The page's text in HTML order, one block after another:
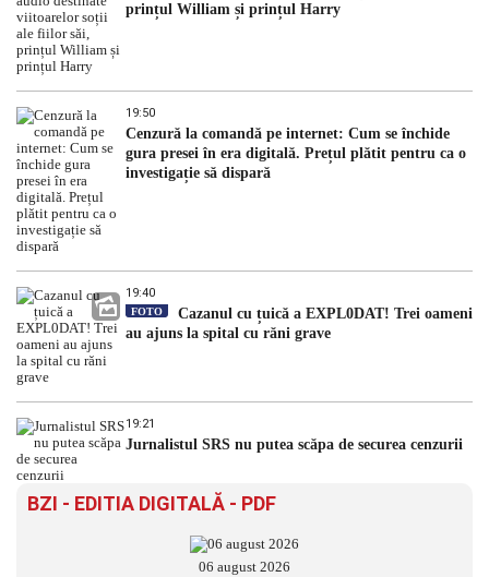
prințul William și prințul Harry
19:50
Cenzură la comandă pe internet: Cum se închide
gura presei în era digitală. Prețul plătit pentru ca o
investigație să dispară
19:40
FOTO
Cazanul cu țuică a EXPL0DAT! Trei oameni
au ajuns la spital cu răni grave
19:21
Jurnalistul SRS nu putea scăpa de securea cenzurii
BZI - EDITIA DIGITALĂ - PDF
06 august 2026